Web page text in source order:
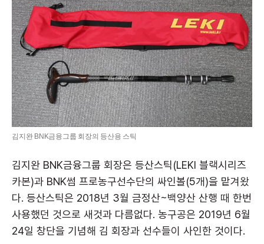
김지완 BNK금융그룹 회장의 등산용 스틱
김지완 BNK금융그룹 회장은 등산스틱(LEKI 블랙시리즈
카본)과 BNK썸 프로농구선수단의 싸인볼(5개)을 맡겨왔
다. 등산스틱은 2018년 3월 금정산~백양산 산행 때 한번
사용했던 것으로 새것과 다름없다. 농구공은 2019년 6월
24일 창단을 기념해 김 회장과 선수들이 사인한 것이다.